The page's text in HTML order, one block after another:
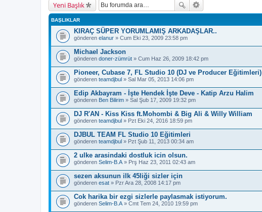
Yeni Başlık
BAŞLIKLAR
KIRAÇ SÜPER YORUMLAMIŞ ARKADAŞLAR..
gönderen elanur » Cum Eki 23, 2009 23:58 pm
Michael Jackson
gönderen doner-zümrüt » Cum Haz 26, 2009 18:42 pm
Pioneer, Cubase 7, FL Studio 10 (DJ ve Producer Eğitimleri)
gönderen teamdjbul » Sal Mar 05, 2013 14:06 pm
Edip Akbayram - İşte Hendek İşte Deve - Katip Arzu Halim
gönderen Ben Bilirim » Sal Şub 17, 2009 19:32 pm
DJ R'AN - Kiss Kiss ft.Mohombi & Big Ali & Willy William
gönderen teamdjbul » Pzt Eki 24, 2016 18:59 pm
DJBUL TEAM FL Studio 10 Eğitimleri
gönderen teamdjbul » Pzt Şub 11, 2013 00:34 am
2 ulke arasindaki dostluk icin olsun.
gönderen Selim-B.A » Prş Haz 23, 2011 02:43 am
sezen aksunun ilk 45liği sizler için
gönderen esat » Pzr Ara 28, 2008 14:17 pm
Cok harika bir ezgi sizlerle paylasmak istiyorum.
gönderen Selim-B.A » Cmt Tem 24, 2010 19:59 pm